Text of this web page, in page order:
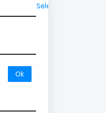
Select Language